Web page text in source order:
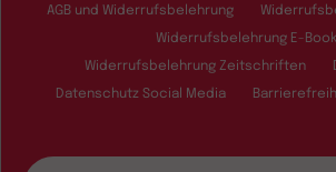
AGB und Widerrufsbelehrung
Widerrufsbelehrung E-
Widerrufsbelehrung Zeitschriften
Datenschutz Social Media